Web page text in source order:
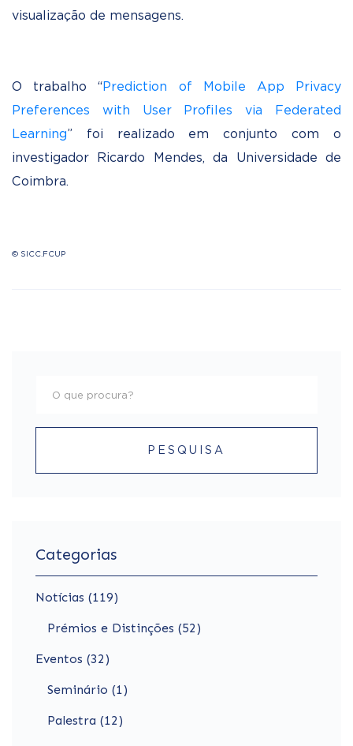
visualização de mensagens.
O trabalho “Prediction of Mobile App Privacy
Preferences with User Profiles via Federated
Learning” foi realizado em conjunto com o
investigador Ricardo Mendes, da Universidade de
Coimbra.
© SICC.FCUP
PESQUISA
Categorias
Notícias (119)
Prémios e Distinções (52)
Eventos (32)
Seminário (1)
Palestra (12)